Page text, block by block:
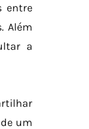
entre
Além
a
um